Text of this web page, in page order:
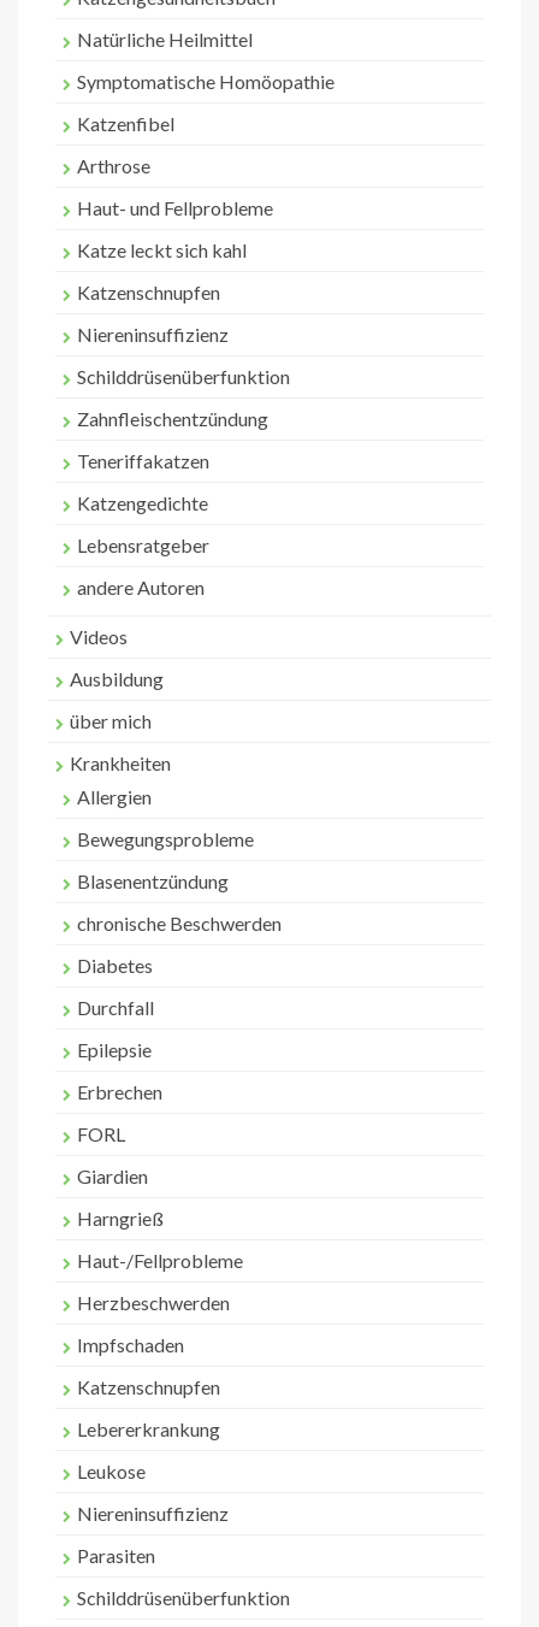
Natürliche Heilmittel
Symptomatische Homöopathie
Katzenfibel
Arthrose
Haut- und Fellprobleme
Katze leckt sich kahl
Katzenschnupfen
Niereninsuffizienz
Schilddrüsenüberfunktion
Zahnfleischentzündung
Teneriffakatzen
Katzengedichte
Lebensratgeber
andere Autoren
Videos
Ausbildung
über mich
Krankheiten
Allergien
Bewegungsprobleme
Blasenentzündung
chronische Beschwerden
Diabetes
Durchfall
Epilepsie
Erbrechen
FORL
Giardien
Harngrieß
Haut-/Fellprobleme
Herzbeschwerden
Impfschaden
Katzenschnupfen
Lebererkrankung
Leukose
Niereninsuffizienz
Parasiten
Schilddrüsenüberfunktion